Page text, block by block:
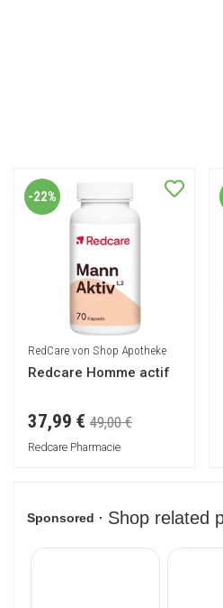
-22%
RedCare von Shop Apotheke
Redcare Homme actif
37,99 € 49,00 €
Redcare Pharmacie